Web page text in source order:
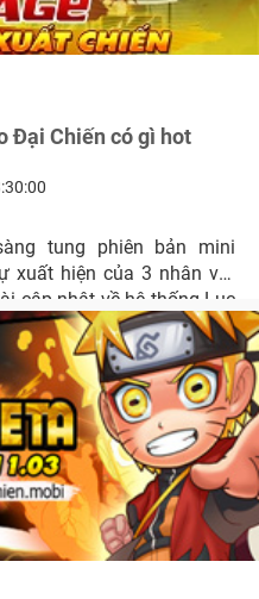
Đại Chiến có gì hot
tung phiên bản mini
cập nhật về hệ thống Lục
chơi cảm thấy cực kỳ